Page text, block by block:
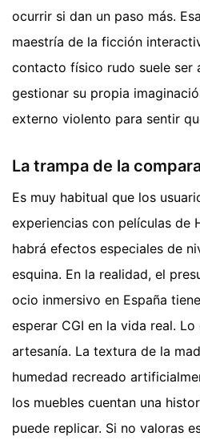
ocurrir si dan un paso más.
maestría de la ficción
contacto físico rudo suele ser
gestionar su propia
externo violento para sentir
La trampa de la
Es muy habitual que los
experiencias con películas de
habrá efectos especiales de
esquina. En la realidad, el
ocio inmersivo en España
esperar CGI en la vida real.
artesanía. La textura de la
humedad recreado
los muebles cuentan una
puede replicar. Si no valoras